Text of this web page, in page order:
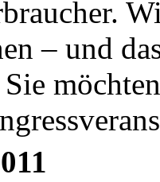
– und